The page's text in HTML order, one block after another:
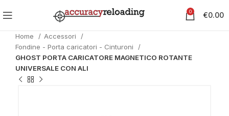
0 €0.00
Home
Accessori
Fondine - Porta caricatori - Cinturoni
GHOST PORTA CARICATORE MAGNETICO ROTANTE
UNIVERSALE CON ALI